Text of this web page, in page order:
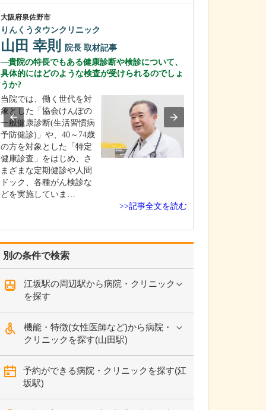
別の条件で検索
江坂駅の周辺駅から病院・クリニック
を探す
機能・特徴(女性医師など)から病院・
クリニックを探す(山田駅)
予約ができる病院・クリニックを探す(江
坂駅)
大阪府泉佐野市
りんくうタウンクリニック
山田 幸則 院長 取材記事
貴院の特長でもある健康診断や検診について、
具体的にはどのような検査が受けられるのでしょ
うか?
当院では、働く世代を対
象とした「協会けんぽの
一般健康診断(生活習慣病
予防健診)」や、40～74歳
の方を対象とした「特定
健康診査」をはじめ、さ
まざまな定期健診や人間
ドック、各種がん検診な
どを実施していま…
>>記事全文を読む